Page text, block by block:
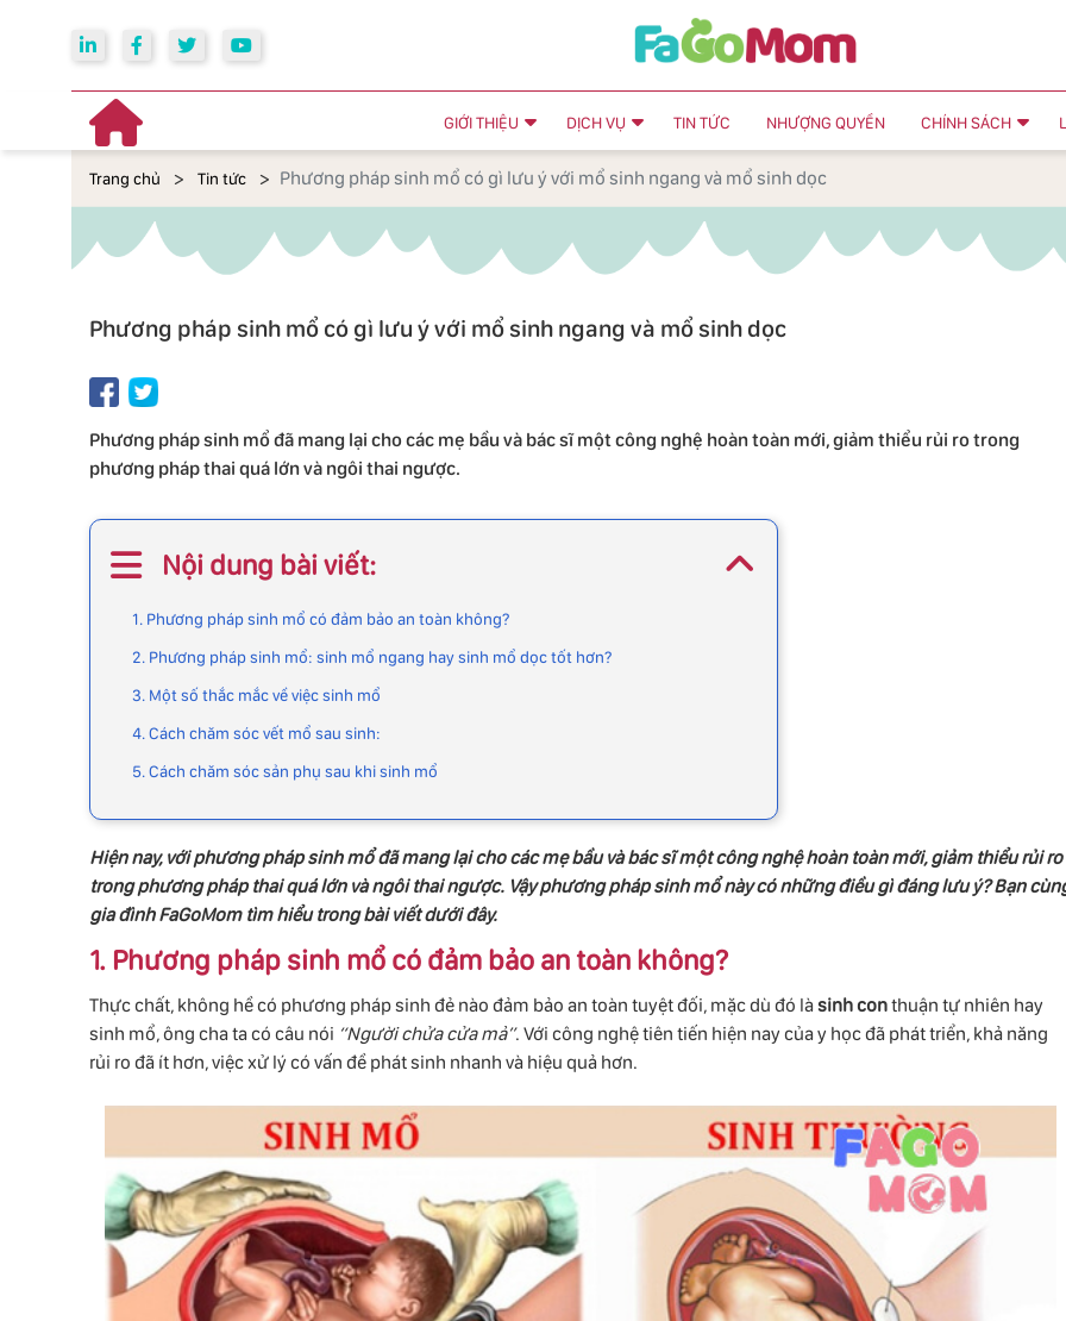
GIỚI THIỆU DỊCH VỤ TIN TỨC NHƯỢNG QUYỀN CHÍNH SÁCH
Trang chủ Tin tức Phương pháp sinh mổ có gì lưu ý với mổ sinh ngang và mổ sinh dọc
Phương pháp sinh mổ có gì lưu ý với mổ sinh ngang và mổ sinh dọc
Phương pháp sinh mổ đã mang lại cho các mẹ bầu và bác sĩ một công nghệ hoàn toàn mới, giảm thiểu rủi ro trong
phương pháp thai quá lớn và ngôi thai ngược.
Nội dung bài viết:
1. Phương pháp sinh mổ có đảm bảo an toàn không?
2. Phương pháp sinh mổ: sinh mổ ngang hay sinh mổ dọc tốt hơn?
3. Một số thắc mắc về việc sinh mổ
4. Cách chăm sóc vết mổ sau sinh:
5. Cách chăm sóc sản phụ sau khi sinh mổ
Hiện nay, với phương pháp sinh mổ đã mang lại cho các mẹ bầu và bác sĩ một công nghệ hoàn toàn mới, giảm thiểu rủi ro
trong phương pháp thai quá lớn và ngôi thai ngược. Vậy phương pháp sinh mổ này có những điều gì đáng lưu ý? Bạn
gia đình FaGoMom tìm hiểu trong bài viết dưới đây.
1. Phương pháp sinh mổ có đảm bảo an toàn không?
Thực chất, không hề có phương pháp sinh đẻ nào đảm bảo an toàn tuyệt đối, mặc dù đó làsinh conthuận tự nhiên hay
sinh mổ, ông cha ta có câu nói “Người chửa cửa mả”. Với công nghệ tiên tiến hiện nay của y học đã phát triển, khả năng
rủi ro đã ít hơn, việc xử lý có vấn đề phát sinh nhanh và hiệu quả hơn.